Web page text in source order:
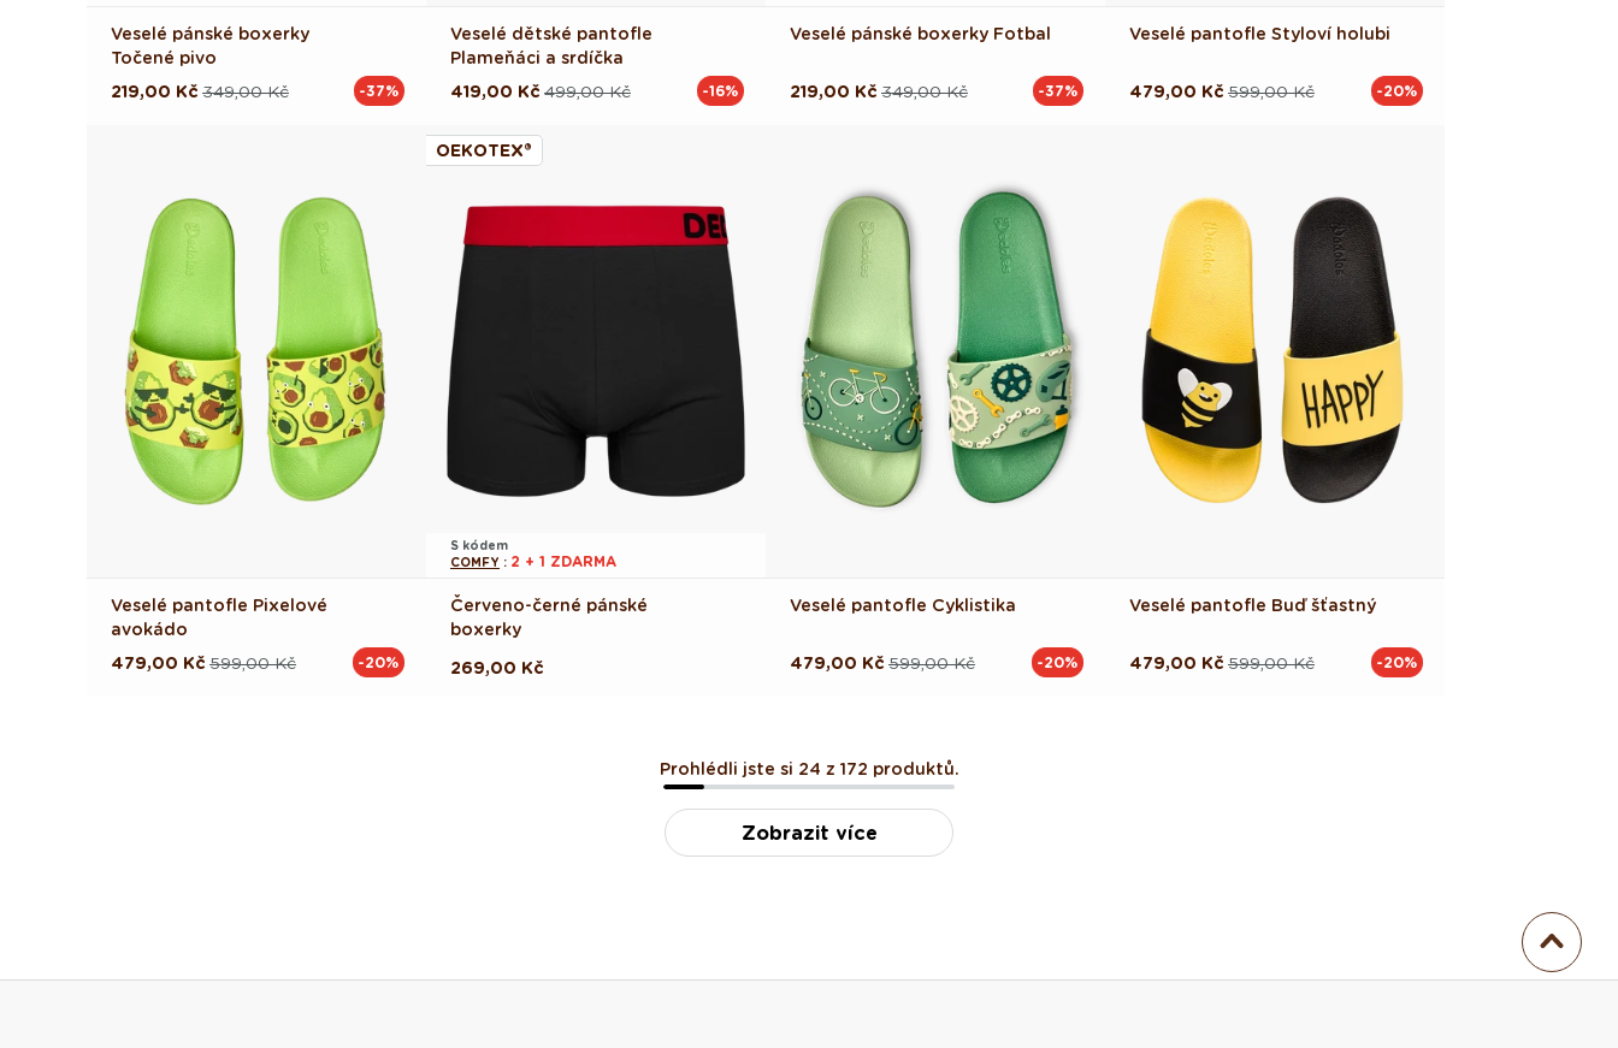
Veselé pánské boxerky
Točené pivo
Běžná
349,00 Kč
Výprodejová
219,00 Kč -37%
Veselé dětské pantofle
Plameňáci a srdíčka
Běžná
499,00 Kč
Výprodejová
419,00 Kč -16%
Veselé pánské boxerky Fotbal
Běžná
349,00 Kč
Výprodejová
219,00 Kč -37%
Veselé pantofle Styloví holubi
Běžná
599,00 Kč
Výprodejová
479,00 Kč -20%
Veselé pantofle Pixelové
avokádo
Běžná
599,00 Kč
Výprodejová
479,00 Kč -20%
OEKOTEX®
S kódem
COMFY : 2 + 1 ZDARMA
Červeno-černé pánské
boxerky
Běžná
269,00 Kč
Veselé pantofle Cyklistika
Běžná
599,00 Kč
Výprodejová
479,00 Kč -20%
Veselé pantofle Buď šťastný
Běžná
599,00 Kč
Výprodejová
479,00 Kč -20%
Prohlédli jste si 24 z 172 produktů.
Zobrazit více